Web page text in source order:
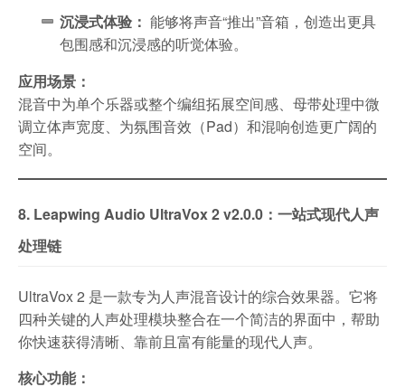
沉浸式体验： 能够将声音“推出”音箱，创造出更具
包围感和沉浸感的听觉体验。
应用场景：
混音中为单个乐器或整个编组拓展空间感、母带处理中微
调立体声宽度、为氛围音效（Pad）和混响创造更广阔的
空间。
8. Leapwing Audio UltraVox 2 v2.0.0：一站式现代人声
处理链
UltraVox 2 是一款专为人声混音设计的综合效果器。它将
四种关键的人声处理模块整合在一个简洁的界面中，帮助
你快速获得清晰、靠前且富有能量的现代人声。
核心功能：